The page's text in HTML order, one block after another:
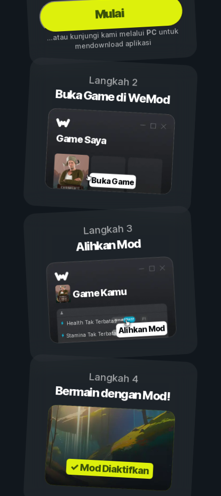
Mulai
...atau kunjungi kami melalui PCuntuk
mendownload aplikasi
Langkah 2
Buka Game di WeMod
Game Saya
Buka Game
Langkah 3
Alihkan Mod
Game Kamu
Aktif
Nonaktif
Health Tak Terbatas
Stamina Tak TerbatasAlihkan Mod
Langkah 4
Bermain dengan Mod!
✓ Mod Diaktifkan